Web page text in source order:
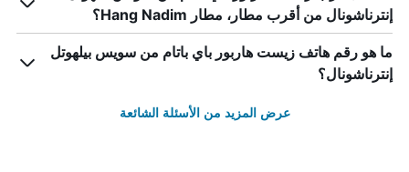
إنترناشونال من أقرب مطار، مطار Hang Nadim؟
ما هو رقم هاتف زيست هاربور باي باتام من سويس بيلهوتل
إنترناشونال؟
عرض المزيد من الأسئلة الشائعة